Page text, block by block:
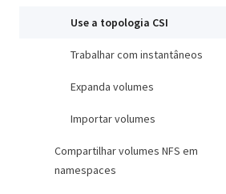
Use a topologia CSI
Trabalhar com instantâneos
Expanda volumes
Importar volumes
Compartilhar volumes NFS em
namespaces